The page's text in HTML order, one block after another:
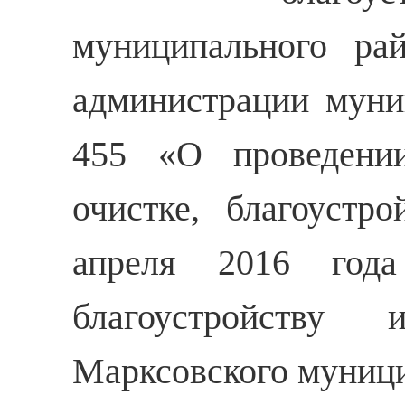
муниципального
администрации
455 «О
очистке,
апреля 2016
Марксовского